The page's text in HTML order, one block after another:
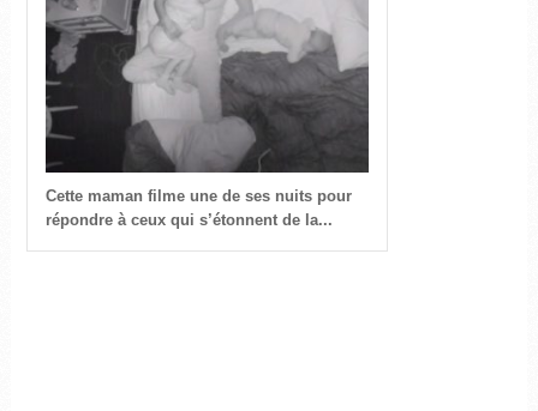
Cette maman filme une de ses nuits pour
répondre à ceux qui s’étonnent de la...